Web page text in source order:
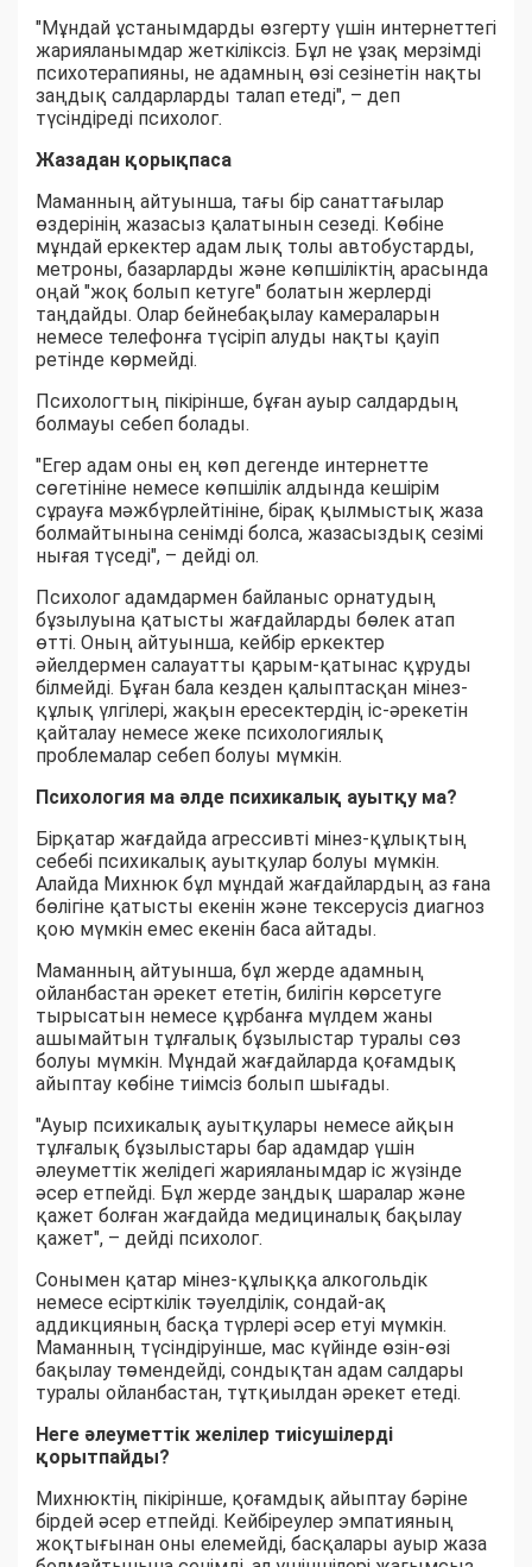
"Мұндай ұстанымдарды өзгерту үшін интернеттегі
жарияланымдар жеткіліксіз. Бұл не ұзақ мерзімді
психотерапияны, не адамның өзі сезінетін нақты
заңдық салдарларды талап етеді", – деп
түсіндіреді психолог.
Жазадан қорықпаса
Маманның айтуынша, тағы бір санаттағылар
өздерінің жазасыз қалатынын сезеді. Көбіне
мұндай еркектер адам лық толы автобустарды,
метроны, базарларды және көпшіліктің арасында
оңай "жоқ болып кетуге" болатын жерлерді
таңдайды. Олар бейнебақылау камераларын
немесе телефонға түсіріп алуды нақты қауіп
ретінде көрмейді.
Психологтың пікірінше, бұған ауыр салдардың
болмауы себеп болады.
"Егер адам оны ең көп дегенде интернетте
сөгетініне немесе көпшілік алдында кешірім
сұрауға мәжбүрлейтініне, бірақ қылмыстық жаза
болмайтынына сенімді болса, жазасыздық сезімі
нығая түседі", – дейді ол.
Психолог адамдармен байланыс орнатудың
бұзылуына қатысты жағдайларды бөлек атап
өтті. Оның айтуынша, кейбір еркектер
әйелдермен салауатты қарым-қатынас құруды
білмейді. Бұған бала кезден қалыптасқан мінез-
құлық үлгілері, жақын ересектердің іс-әрекетін
қайталау немесе жеке психологиялық
проблемалар себеп болуы мүмкін.
Психология ма әлде психикалық ауытқу ма?
Бірқатар жағдайда агрессивті мінез-құлықтың
себебі психикалық ауытқулар болуы мүмкін.
Алайда Михнюк бұл мұндай жағдайлардың аз ғана
бөлігіне қатысты екенін және тексерусіз диагноз
қою мүмкін емес екенін баса айтады.
Маманның айтуынша, бұл жерде адамның
ойланбастан әрекет ететін, билігін көрсетуге
тырысатын немесе құрбанға мүлдем жаны
ашымайтын тұлғалық бұзылыстар туралы сөз
болуы мүмкін. Мұндай жағдайларда қоғамдық
айыптау көбіне тиімсіз болып шығады.
"Ауыр психикалық ауытқулары немесе айқын
тұлғалық бұзылыстары бар адамдар үшін
әлеуметтік желідегі жарияланымдар іс жүзінде
әсер етпейді. Бұл жерде заңдық шаралар және
қажет болған жағдайда медициналық бақылау
қажет", – дейді психолог.
Сонымен қатар мінез-құлыққа алкогольдік
немесе есірткілік тәуелділік, сондай-ақ
аддикцияның басқа түрлері әсер етуі мүмкін.
Маманның түсіндіруінше, мас күйінде өзін-өзі
бақылау төмендейді, сондықтан адам салдары
туралы ойланбастан, тұтқиылдан әрекет етеді.
Неге әлеуметтік желілер тиісушілерді
қорытпайды?
Михнюктің пікірінше, қоғамдық айыптау бәріне
бірдей әсер етпейді. Кейбіреулер эмпатияның
жоқтығынан оны елемейді, басқалары ауыр жаза